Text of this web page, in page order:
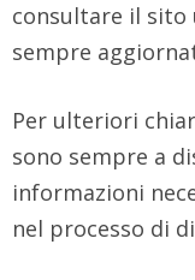
consultare il sito
sempre
Per ulteriori
sono sempre a
informazioni
nel processo di